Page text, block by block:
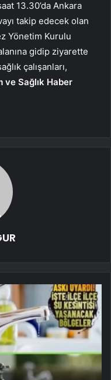
13.30’da Ankara
takip edecek olan
Yönetim Kurulu
gidip ziyarette
çalışanları,
ve Sağlık Haber